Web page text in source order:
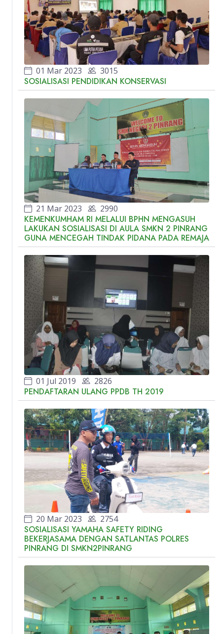
01 Mar 2023 3015
SOSIALISASI PENDIDIKAN KONSERVASI
21 Mar 2023 2990
KEMENKUMHAM RI MELALUI BPHN MENGASUH
LAKUKAN SOSIALISASI DI AULA SMKN 2 PINRANG
GUNA MENCEGAH TINDAK PIDANA PADA REMAJA
01 Jul 2019 2826
PENDAFTARAN ULANG PPDB TH 2019
20 Mar 2023 2754
SOSIALISASI YAMAHA SAFETY RIDING
BEKERJASAMA DENGAN SATLANTAS POLRES
PINRANG DI SMKN2PINRANG